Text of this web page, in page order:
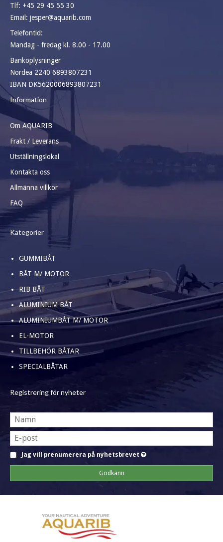
Tlf: +45 29 45 55 30
Email: jesper@aquarib.com
Telefontid:
Mandag - fredag kl. 8.00 - 17.00
Bankoplysninger
Nordea 2240 6893807231
IBAN DK5620006893807231
Information
Om AQUARIB
Frakt / Leverans
Utställningslokal
Kontakta oss
Allmänna villkor
FAQ
Kategorier
GUMMIBÅT
BÅT M/ MOTOR
RIB BÅT
ALUMINIUM BÅT
ALUMINIUMBÅT M/ MOTOR
EL-MOTOR
TILLBEHÖR BÅTAR
SPECIALBÅTAR
Registrering för nyheter
Jag vill prenumerera på nyhetsbrevet
Godkänn